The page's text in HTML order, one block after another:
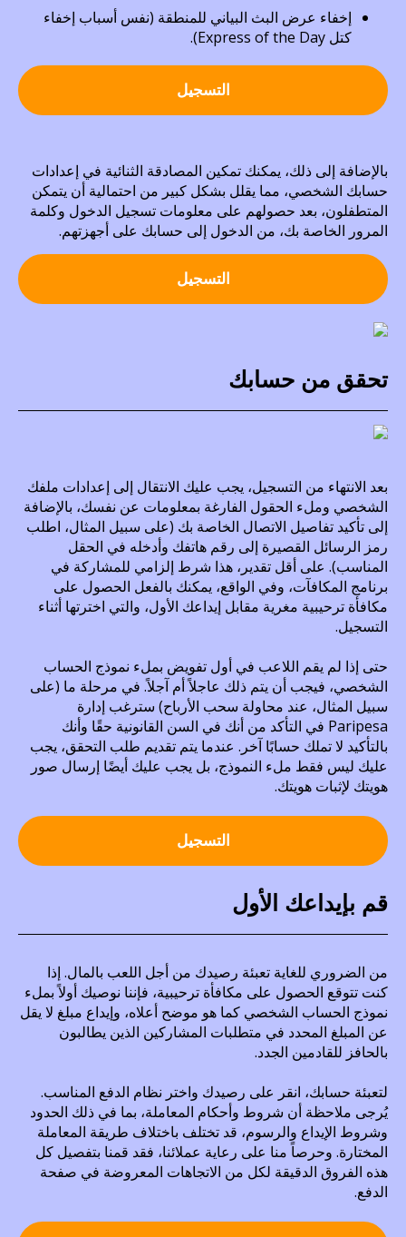
إخفاء عرض البث البياني للمنطقة (نفس أسباب إخفاء
كتل Express of the Day).
التسجيل
بالإضافة إلى ذلك، يمكنك تمكين المصادقة الثنائية في إعدادات
حسابك الشخصي، مما يقلل بشكل كبير من احتمالية أن يتمكن
المتطفلون، بعد حصولهم على معلومات تسجيل الدخول وكلمة
المرور الخاصة بك، من الدخول إلى حسابك على أجهزتهم.
التسجيل
تحقق من حسابك
بعد الانتهاء من التسجيل، يجب عليك الانتقال إلى إعدادات ملفك
الشخصي وملء الحقول الفارغة بمعلومات عن نفسك، بالإضافة
إلى تأكيد تفاصيل الاتصال الخاصة بك (على سبيل المثال، اطلب
رمز الرسائل القصيرة إلى رقم هاتفك وأدخله في الحقل
المناسب). على أقل تقدير، هذا شرط إلزامي للمشاركة في
برنامج المكافآت، وفي الواقع، يمكنك بالفعل الحصول على
مكافأة ترحيبية مغرية مقابل إيداعك الأول، والتي اخترتها أثناء
التسجيل.
حتى إذا لم يقم اللاعب في أول تفويض بملء نموذج الحساب
الشخصي، فيجب أن يتم ذلك عاجلاً أم آجلاً. في مرحلة ما (على
سبيل المثال، عند محاولة سحب الأرباح) سترغب إدارة
Paripesa في التأكد من أنك في السن القانونية حقًا وأنك
بالتأكيد لا تملك حسابًا آخر. عندما يتم تقديم طلب التحقق، يجب
عليك ليس فقط ملء النموذج، بل يجب عليك أيضًا إرسال صور
هويتك لإثبات هويتك.
التسجيل
قم بإيداعك الأول
من الضروري للغاية تعبئة رصيدك من أجل اللعب بالمال. إذا
كنت تتوقع الحصول على مكافأة ترحيبية، فإننا نوصيك أولاً بملء
نموذج الحساب الشخصي كما هو موضح أعلاه، وإيداع مبلغ لا يقل
عن المبلغ المحدد في متطلبات المشاركين الذين يطالبون
بالحافز للقادمين الجدد.
لتعبئة حسابك، انقر على رصيدك واختر نظام الدفع المناسب.
يُرجى ملاحظة أن شروط وأحكام المعاملة، بما في ذلك الحدود
وشروط الإيداع والرسوم، قد تختلف باختلاف طريقة المعاملة
المختارة. وحرصاً منا على رعاية عملائنا، فقد قمنا بتفصيل كل
هذه الفروق الدقيقة لكل من الاتجاهات المعروضة في صفحة
الدفع.